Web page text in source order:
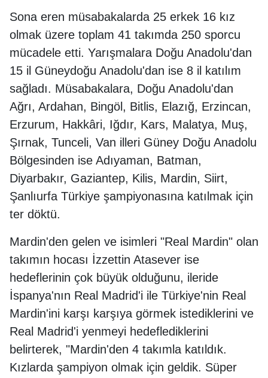
Sona eren müsabakalarda 25 erkek 16 kız
olmak üzere toplam 41 takımda 250 sporcu
mücadele etti. Yarışmalara Doğu Anadolu'dan
15 il Güneydoğu Anadolu'dan ise 8 il katılım
sağladı. Müsabakalara, Doğu Anadolu'dan
Ağrı, Ardahan, Bingöl, Bitlis, Elazığ, Erzincan,
Erzurum, Hakkâri, Iğdır, Kars, Malatya, Muş,
Şırnak, Tunceli, Van illeri Güney Doğu Anadolu
Bölgesinden ise Adıyaman, Batman,
Diyarbakır, Gaziantep, Kilis, Mardin, Siirt,
Şanlıurfa Türkiye şampiyonasına katılmak için
ter döktü.
Mardin'den gelen ve isimleri "Real Mardin" olan
takımın hocası İzzettin Atasever ise
hedeflerinin çok büyük olduğunu, ileride
İspanya'nın Real Madrid'i ile Türkiye'nin Real
Mardin'ini karşı karşıya görmek istediklerini ve
Real Madrid'i yenmeyi hedeflediklerini
belirterek, "Mardin'den 4 takımla katıldık.
Kızlarda şampiyon olmak için geldik. Süper